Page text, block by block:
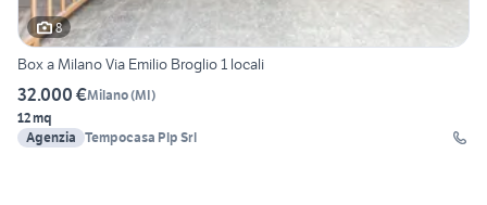
8
Box a Milano Via Emilio Broglio 1 locali
32.000 €Milano(MI)
12 mq
Agenzia Tempocasa Plp Srl